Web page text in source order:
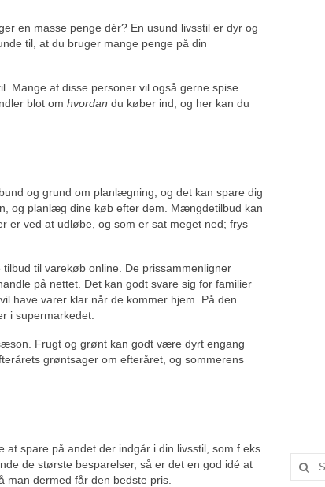
en masse penge dér? En usund livsstil er dyr og
til, at du bruger mange penge på din
Mange af disse personer vil også gerne spise
blot om hvordan du køber ind, og her kan du
og grund om planlægning, og det kan spare dig
og planlæg dine køb efter dem. Mængdetilbud kan
er ved at udløbe, og som er sat meget ned; frys
til varekøb online. De prissammenligner
på nettet. Det kan godt svare sig for familier
have varer klar når de kommer hjem. På den
i supermarkedet.
Frugt og grønt kan godt være dyrt engang
grøntsager om efteråret, og sommerens
spare på andet der indgår i din livsstil, som f.eks.
de største besparelser, så er det en god idé at
man dermed får den bedste pris.
Search
for: